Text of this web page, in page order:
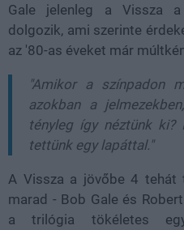
Gale jelenleg a Vissza a
dolgozik, ami szerinte
az '80-as éveket már
"Amikor a színpadon
azokban a
tényleg így néztünk
tettünk egy lapáttal."
A Vissza a jövőbe 4 tehát
marad - Bob Gale és
a trilógia tökéletes